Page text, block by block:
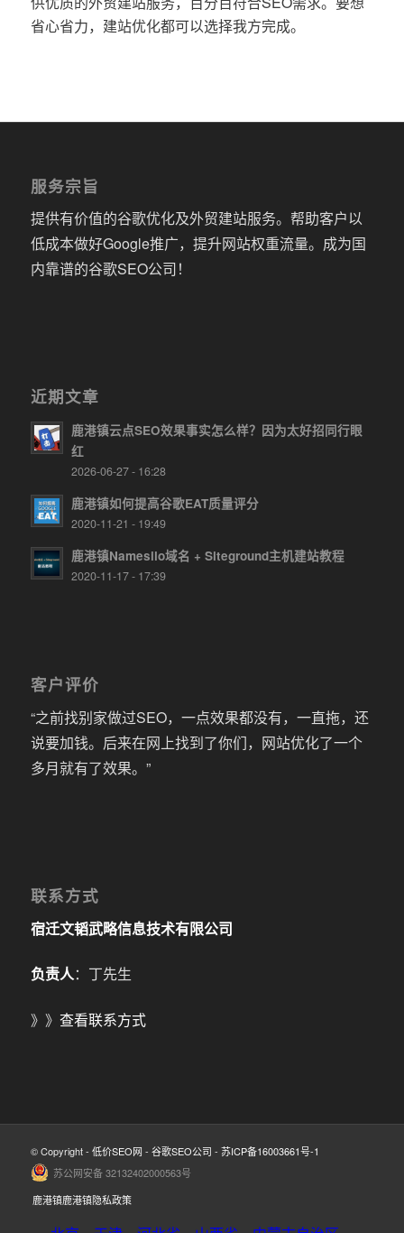
省心省力，建站优化都可以选择我方完成。
服务宗旨
提供有价值的谷歌优化及外贸建站服务。帮助客户以
低成本做好Google推广，提升网站权重流量。成为国
内靠谱的谷歌SEO公司！
近期文章
鹿港镇云点SEO效果事实怎么样？因为太好招同行眼
红
2026-06-27 - 16:28
鹿港镇如何提高谷歌EAT质量评分
2020-11-21 - 19:49
鹿港镇Namesilo域名 + Siteground主机建站教程
2020-11-17 - 17:39
客户评价
“之前找别家做过SEO，一点效果都没有，一直拖，还
说要加钱。后来在网上找到了你们，网站优化了一个
多月就有了效果。”
联系方式
宿迁文韬武略信息技术有限公司
负责人：丁先生
》》 查看联系方式
© Copyright - 低价SEO网 - 谷歌SEO公司 - 苏ICP备16003661号-1
苏公网安备 32132402000563号
鹿港镇鹿港镇隐私政策